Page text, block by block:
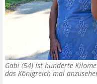
Gabi (54) ist hunderte
das Königreich mal